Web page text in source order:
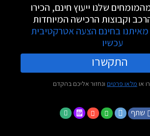
שלנו ייעוץ חינם, הכירו
וקבוצות הרכישה המיוחדות
בחינם הצעה אטרקטיבית
עכשיו
התקשרו
או מלאו פרטים ונחזור אליכם בהקדם
שתף